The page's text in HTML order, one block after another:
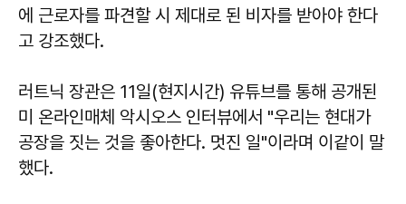
에 근로자를 파견할 시 제대로 된 비자를 받아야 한다
고 강조했다.
러트닉 장관은 11일(현지시간) 유튜브를 통해 공개된
미 온라인매체 악시오스 인터뷰에서 "우리는 현대가
공장을 짓는 것을 좋아한다. 멋진 일"이라며 이같이 말
했다.